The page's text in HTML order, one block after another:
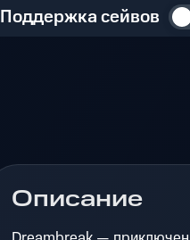
Поддержка сейвов
Описание